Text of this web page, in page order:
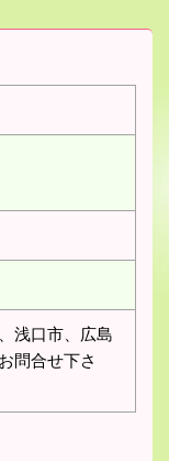
浅口市、広島
問合せ下さ